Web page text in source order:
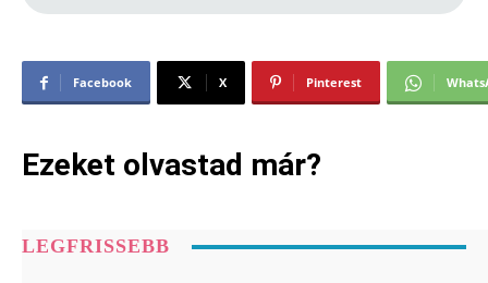
Facebook X Pinterest
Ezeket olvastad már?
LEGFRISSEBB